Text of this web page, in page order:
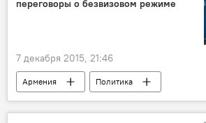
переговоры о безвизовом режиме
7 декабря 2015, 21:46
Армения Политика